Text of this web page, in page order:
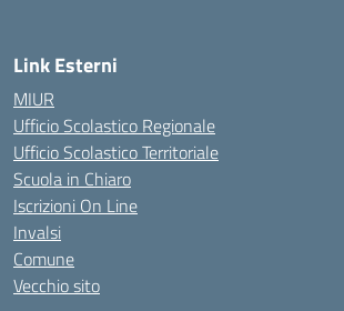
Link Esterni
MIUR
Ufficio Scolastico Regionale
Ufficio Scolastico Territoriale
Scuola in Chiaro
Iscrizioni On Line
Invalsi
Comune
Vecchio sito